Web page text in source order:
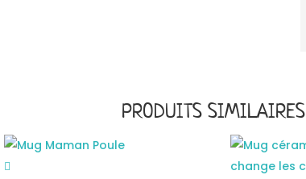
PRODUITS SIMILAIRES